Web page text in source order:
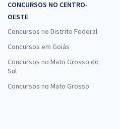
CONCURSOS NO CENTRO-
OESTE
Concursos no Distrito Federal
Concursos em Goiás
Concursos no Mato Grosso do
Sul
Concursos no Mato Grosso